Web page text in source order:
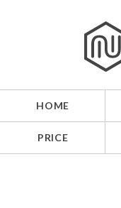
HOME
PRICE